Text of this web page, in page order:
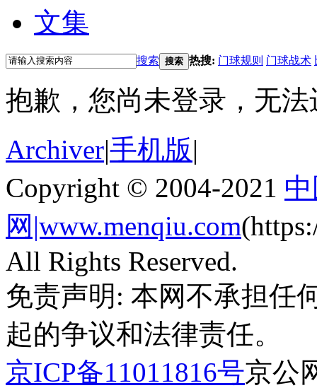
文集
搜索 搜索 热搜: 门球规则 门球战术
抱歉，您尚未登录，无
Archiver|手机版|
Copyright © 2004-2021
网|www.menqiu.com
All Rights Reserved.
免责声明: 本网不承担任
起的争议和法律责任。
京ICP备11011816号京公